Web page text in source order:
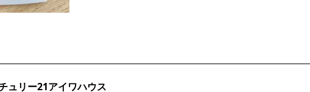
ュリー21アイワハウス